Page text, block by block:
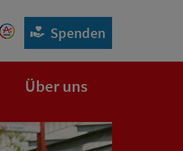
Spenden
Seite)
Über uns